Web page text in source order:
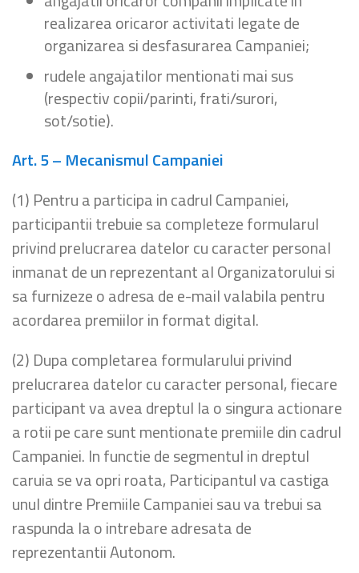
realizarea oricaror activitati legate de
organizarea si desfasurarea Campaniei;
rudele angajatilor mentionati mai sus
(respectiv copii/parinti, frati/surori,
sot/sotie).
Art. 5 – Mecanismul Campaniei
(1) Pentru a participa in cadrul Campaniei,
participantii trebuie sa completeze formularul
privind prelucrarea datelor cu caracter personal
inmanat de un reprezentant al Organizatorului si
sa furnizeze o adresa de e-mail valabila pentru
acordarea premiilor in format digital.
(2) Dupa completarea formularului privind
prelucrarea datelor cu caracter personal, fiecare
participant va avea dreptul la o singura actionare
a rotii pe care sunt mentionate premiile din cadrul
Campaniei. In functie de segmentul in dreptul
caruia se va opri roata, Participantul va castiga
unul dintre Premiile Campaniei sau va trebui sa
raspunda la o intrebare adresata de
reprezentantii Autonom.